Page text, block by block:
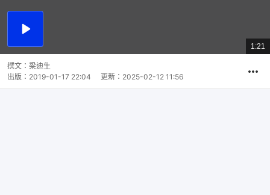
播
總
共
1:21
撰文： 梁迪生
出版： 2019-01-17 22:04 更新： 2025-02-12 11:56